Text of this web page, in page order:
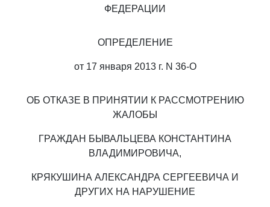
ФЕДЕРАЦИИ
ОПРЕДЕЛЕНИЕ
от 17 января 2013 г. N 36-О
ОБ ОТКАЗЕ В ПРИНЯТИИ К РАССМОТРЕНИЮ
ЖАЛОБЫ
ГРАЖДАН БЫВАЛЬЦЕВА КОНСТАНТИНА
ВЛАДИМИРОВИЧА,
КРЯКУШИНА АЛЕКСАНДРА СЕРГЕЕВИЧА И
ДРУГИХ НА НАРУШЕНИЕ